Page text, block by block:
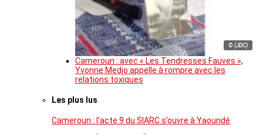
© (JDC)
Cameroun : avec « Les Tendresses Fauves »,
Yvonne Medjo appelle à rompre avec les
relations toxiques
Les plus lus
Cameroun : l’acte 9 du SIARC s’ouvre à Yaoundé